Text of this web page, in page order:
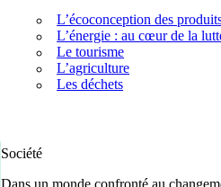
L’écoconception des
L’énergie : au cœur de la
Le tourisme
L’agriculture
Les déchets
Société
Dans un monde confronté au